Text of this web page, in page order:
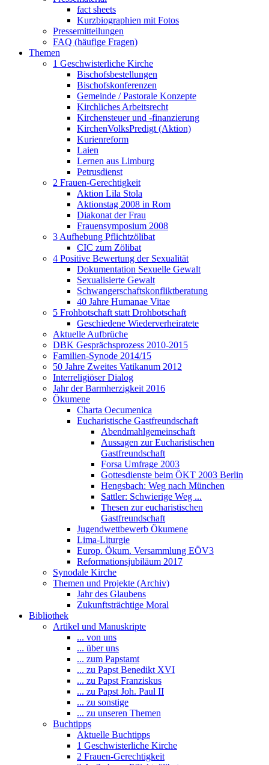
fact sheets
Kurzbiographien mit Fotos
Pressemitteilungen
FAQ (häufige Fragen)
Themen
1 Geschwisterliche Kirche
Bischofsbestellungen
Bischofskonferenzen
Gemeinde / Pastorale Konzepte
Kirchliches Arbeitsrecht
Kirchensteuer und -finanzierung
KirchenVolksPredigt (Aktion)
Kurienreform
Laien
Lernen aus Limburg
Petrusdienst
2 Frauen-Gerechtigkeit
Aktion Lila Stola
Aktionstag 2008 in Rom
Diakonat der Frau
Frauensymposium 2008
3 Aufhebung Pflichtzölibat
CIC zum Zölibat
4 Positive Bewertung der Sexualität
Dokumentation Sexuelle Gewalt
Sexualisierte Gewalt
Schwangerschaftskonfliktberatung
40 Jahre Humanae Vitae
5 Frohbotschaft statt Drohbotschaft
Geschiedene Wiederverheiratete
Aktuelle Aufbrüche
DBK Gesprächsprozess 2010-2015
Familien-Synode 2014/15
50 Jahre Zweites Vatikanum 2012
Interreligiöser Dialog
Jahr der Barmherzigkeit 2016
Ökumene
Charta Oecumenica
Eucharistische Gastfreundschaft
Abendmahlgemeinschaft
Aussagen zur Eucharistischen
Gastfreundschaft
Forsa Umfrage 2003
Gottesdienste beim ÖKT 2003 Berlin
Hengsbach: Weg nach München
Sattler: Schwierige Weg ...
Thesen zur eucharistischen
Gastfreundschaft
Jugendwettbewerb Ökumene
Lima-Liturgie
Europ. Ökum. Versammlung EÖV3
Reformationsjubiläum 2017
Synodale Kirche
Themen und Projekte (Archiv)
Jahr des Glaubens
Zukunftsträchtige Moral
Bibliothek
Artikel und Manuskripte
... von uns
... über uns
... zum Papstamt
... zu Papst Benedikt XVI
... zu Papst Franziskus
... zu Papst Joh. Paul II
... zu sonstige
... zu unseren Themen
Buchtipps
Aktuelle Buchtipps
1 Geschwisterliche Kirche
2 Frauen-Gerechtigkeit